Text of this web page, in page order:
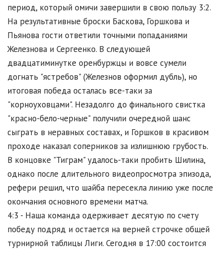
период, который омичи завершили в свою пользу 3:2.
На результативные броски Баскова, Горшкова и
Пьянова гости ответили точными попаданиями
Железнова и Сергеенко. В следующей
двадцатиминутке оренбуржцы и вовсе сумели
догнать "ястребов" (Железнов оформил дубль), но
итоговая победа осталась все-таки за
"корноуховцами". Незадолго до финального свистка
"красно-бело-черные" получили очередной шанс
сыграть в неравных составах, и Горшков в красивом
проходе наказал соперников за излишнюю грубость.
В концовке "Тиграм" удалось-таки пробить Шилина,
однако после длительного видеопросмотра эпизода,
рефери решил, что шайба пересекла линию уже после
окончания основного времени матча.
4:3 - Наша команда одерживает десятую по счету
победу подряд и остается на верней строчке общей
турнирной таблицы Лиги. Сегодня в 17:00 состоится